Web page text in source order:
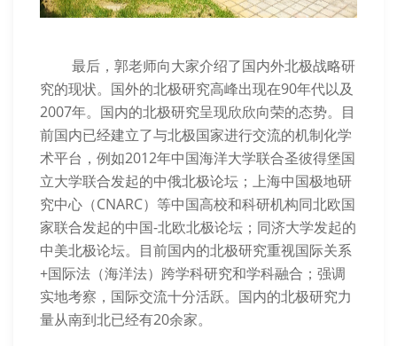
最后，郭老师向大家介绍了国内外北极战略研
究的现状。国外的北极研究高峰出现在90年代以及
2007年。国内的北极研究呈现欣欣向荣的态势。目
前国内已经建立了与北极国家进行交流的机制化学
术平台，例如2012年中国海洋大学联合圣彼得堡国
立大学联合发起的中俄北极论坛；上海中国极地研
究中心（CNARC）等中国高校和科研机构同北欧国
家联合发起的中国-北欧北极论坛；同济大学发起的
中美北极论坛。目前国内的北极研究重视国际关系
+国际法（海洋法）跨学科研究和学科融合；强调
实地考察，国际交流十分活跃。国内的北极研究力
量从南到北已经有20余家。